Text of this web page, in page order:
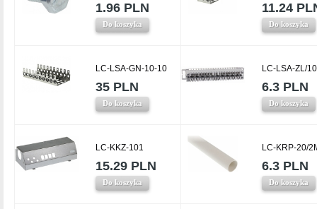
1.96 PLN
Do koszyka
11.24
Do koszyka
LC-LSA-GN-10-10
35 PLN
Do koszyka
LC-LSA-ZL/10
6.3 PLN
Do koszyka
LC-KKZ-101
15.29 PLN
Do koszyka
LC-KRP-20/
6.3 PLN
Do koszyka